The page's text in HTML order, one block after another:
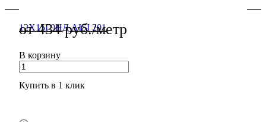
от 434 руб./метр
В корзину
Купить в 1 клик